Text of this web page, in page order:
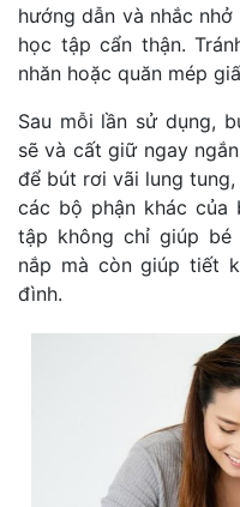
hướng dẫn và nhắc
học tập cẩn thận.
nhăn hoặc quăn mép
Sau mỗi lần sử dụng,
sẽ và cất giữ ngay
để bút rơi vãi lung
các bộ phận khác của
tập không chỉ giúp bé
nắp mà còn giúp tiết
đình.